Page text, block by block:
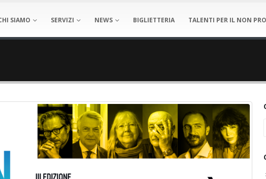
SIAMO SERVIZI NEWS BIGLIETTERIA TALENTI PER IL NON